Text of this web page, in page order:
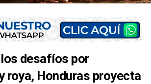
desafíos por
roya, Honduras proyecta